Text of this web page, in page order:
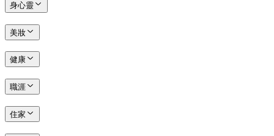
身心靈
美妝
健康
職涯
住家